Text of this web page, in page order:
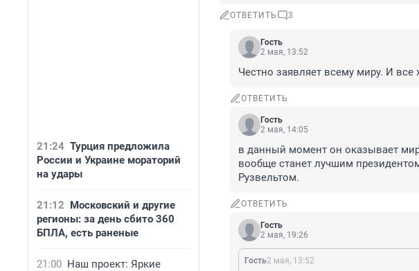
21:24 Турция предложила
России и Украине мораторий
на удары
21:12 Московский и другие
регионы: за день сбито 360
БПЛА, есть раненые
21:00 Наш проект: Яркие
ОТВЕТИТЬ 3
Гость
2 мая, 13:52
Честно заявляет всему миру. И все
ОТВЕТИТЬ
Гость
2 мая, 14:05
в данный момент он оказывает
вообще станет лучшим
Рузвельтом.
ОТВЕТИТЬ
Гость
2 мая, 19:26
Гость2 мая, 13:52